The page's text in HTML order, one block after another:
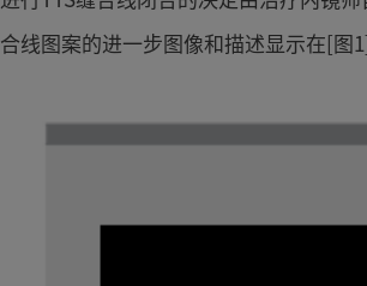
合线图案的进一步图像和描述显示在[图